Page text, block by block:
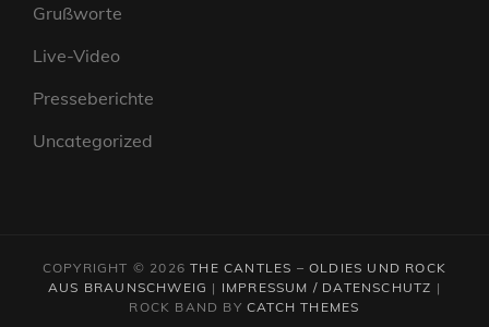
Grußworte
Live-Video
Presseberichte
Uncategorized
COPYRIGHT © 2026THE CANTLES – OLDIES UND ROCK
AUS BRAUNSCHWEIG | IMPRESSUM / DATENSCHUTZ |
ROCK BAND BYCATCH THEMES